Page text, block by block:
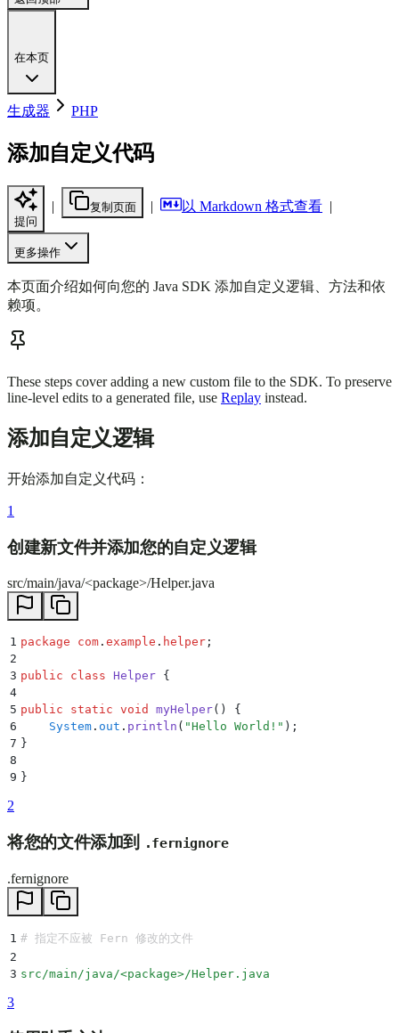
在本页
生成器 PHP
添加自定义代码
提问
| 复制页面 | 以 Markdown 格式查看 |
更多操作
本页面介绍如何向您的 Java SDK 添加自定义逻辑、方法和依
赖项。
These steps cover adding a new custom file to the SDK. To preserve
line-level edits to a generated file, use Replay instead.
添加自定义逻辑
开始添加自定义代码：
1
创建新文件并添加您的自定义逻辑
src/main/java/<package>/Helper.java
1 package com . example . helper ;
2
3 public class Helper {
4
5 public static void myHelper()
{
6
    System
. out . println ( "Hello World! " );
7 }
8
9 }
2
将您的文件添加到 .fernignore
.fernignore
1 # 指定不应被 Fern 修改的文件
2
3 src/main/java/<package>/Helper.java
3